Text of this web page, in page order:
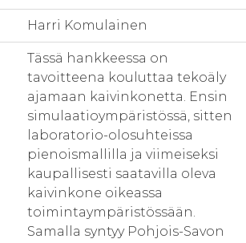
Harri Komulainen
Tässä hankkeessa on
tavoitteena kouluttaa tekoäly
ajamaan kaivinkonetta. Ensin
simulaatioympäristössä, sitten
laboratorio-olosuhteissa
pienoismallilla ja viimeiseksi
kaupallisesti saatavilla oleva
kaivinkone oikeassa
toimintaympäristössään.
Samalla syntyy Pohjois-Savon